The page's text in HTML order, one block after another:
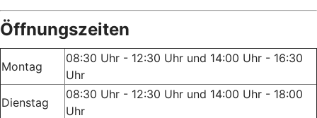
Öffnungszeiten
Montag
08:30 Uhr - 12:30 Uhr und 14:00 Uhr - 16:30
Uhr
Dienstag
08:30 Uhr - 12:30 Uhr und 14:00 Uhr - 18:00
Uhr